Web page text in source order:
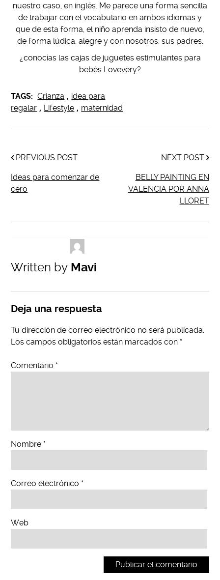
nuestro caso, en inglés. Me parece una forma sencilla
de trabajar con el vocabulario en ambos idiomas y
que de esta forma, el niño aprenda insisto de nuevo,
de forma lúdica, alegre y con nosotros, sus padres.
¿conocías las cajas de juguetes estimulantes para
bebés Lovevery?
TAGS: Crianza , idea para
regalar , Lifestyle , maternidad
PREVIOUS POST
Ideas para comenzar de
cero
NEXT POST
BELLY PAINTING EN
VALENCIA POR ANNA
LLORET
Written by Mavi
Deja una respuesta
Tu dirección de correo electrónico no será publicada.
Los campos obligatorios están marcados con *
Comentario *
Nombre *
Correo electrónico *
Web